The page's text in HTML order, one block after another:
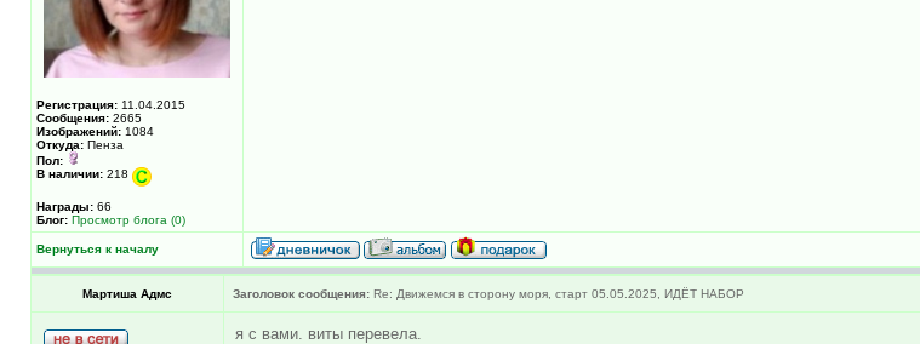
Регистрация: 11.04.2015
Сообщения: 2665
Изображений: 1084
Откуда: Пенза
Пол:
В наличии: 218
Награды: 66
Блог: Просмотр блога (0)
Вернуться к началу
Мартиша Адмс Заголовок сообщения: Re: Движемся в сторону моря, старт 05.05.2025, ИДЁТ НАБОР
я с вами. виты перевела.